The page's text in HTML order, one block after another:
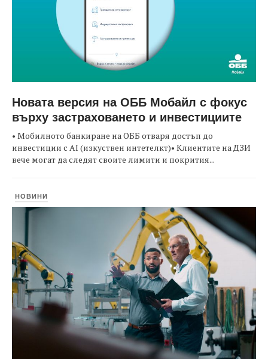
Новата версия на ОББ Мобайл с фокус
върху застраховането и инвестициите
• Мобилното банкиране на ОББ отваря достъп до
инвестиции с AI (изкуствен интетелкт)• Клиентите на ДЗИ
вече могат да следят своите лимити и покрития...
НОВИНИ